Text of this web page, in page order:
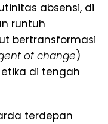
absensi, di
runtuh
bertransformasi
of change)
di tengah
terdepan